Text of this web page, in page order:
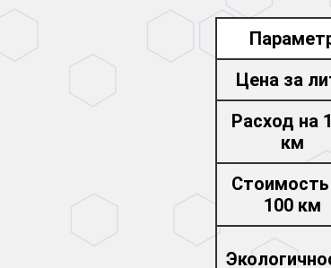
Цена за
Расход на
км
Стоимость
100 км